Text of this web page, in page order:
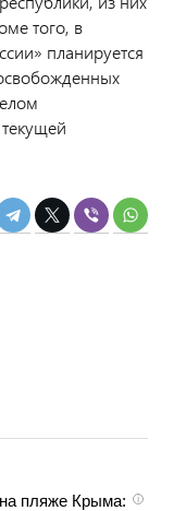
того, в
планируется
i
пляже Крыма: